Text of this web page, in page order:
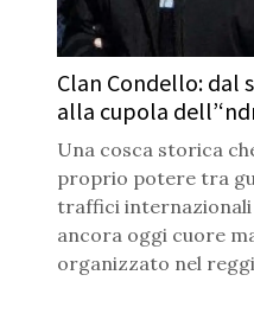
Clan Condello: dal
alla cupola
Una cosca storica
proprio potere tra
traffici internazionali
ancora oggi cuore
organizzato nel